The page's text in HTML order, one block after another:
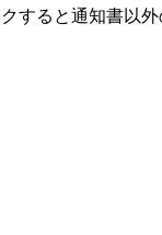
すると通知書以